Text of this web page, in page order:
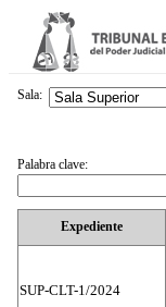
Expediente
SUP-CLT-1/2024
Sala:
Palabra clave: